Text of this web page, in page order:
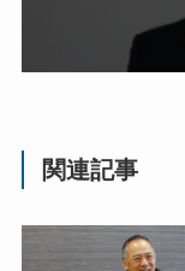
関連記事